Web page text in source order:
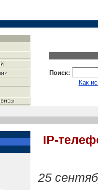
Поиск:
Как
IP-
25